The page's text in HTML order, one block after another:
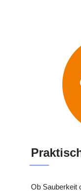
Ob Sauberkeit